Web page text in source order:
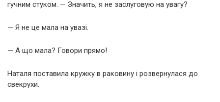
гучним стуком. — Значить, я не заслуговую на увагу?
— Я не це мала на увазі.
— А що мала? Говори прямо!
Наталя поставила кружку в раковину і розвернулася до
свекрухи.